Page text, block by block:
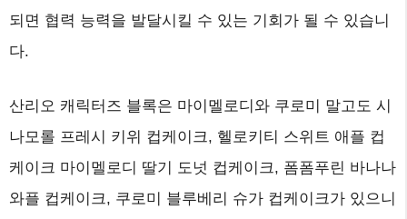
되면 협력 능력을 발달시킬 수 있는 기회가 될 수 있습니
다.
산리오 캐릭터즈 블록은 마이멜로디와 쿠로미 말고도 시
나모롤 프레시 키위 컵케이크, 헬로키티 스위트 애플 컵
케이크 마이멜로디 딸기 도넛 컵케이크, 폼폼푸린 바나나
와플 컵케이크, 쿠로미 블루베리 슈가 컵케이크가 있으니